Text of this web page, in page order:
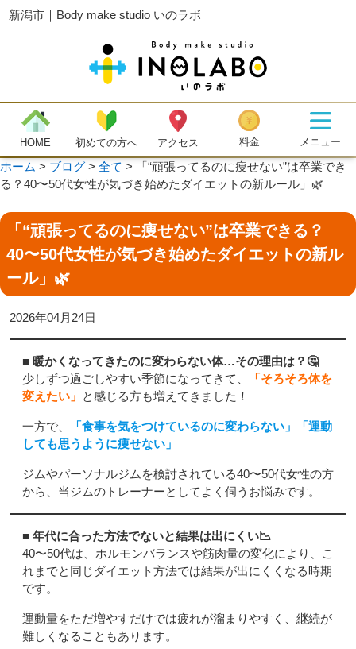
新潟市｜Body make studio いのラボ
HOME 初めての方へ アクセス 料金 メニュー
ホーム > ブログ> 全て >
「“頑張ってるのに痩せない”は卒業でき
る？40〜50代女性が気づき始めたダイエットの新ルール」🌿
「“頑張ってるのに痩せない”は卒業できる？
40〜50代女性が気づき始めたダイエットの新ル
ール」🌿
2026年04月24日
■ 暖かくなってきたのに変わらない体…その理由は？🤔
少しずつ過ごしやすい季節になってきて、
「そろそろ体を
変えたい」 と感じる方も増えてきました！
一方で、
「食事を気をつけているのに変わらない」「運動
しても思うように痩せない」
ジムやパーソナルジムを検討されている40〜50代女性の方
から、当ジムのトレーナーとしてよく伺うお悩みです。
■ 年代に合った方法でないと結果は出にくい📉
40〜50代は、ホルモンバランスや筋肉量の変化により、こ
れまでと同じダイエット方法では結果が出にくくなる時期
です。
運動量をただ増やすだけでは疲れが溜まりやすく、継続が
難しくなることもあります。